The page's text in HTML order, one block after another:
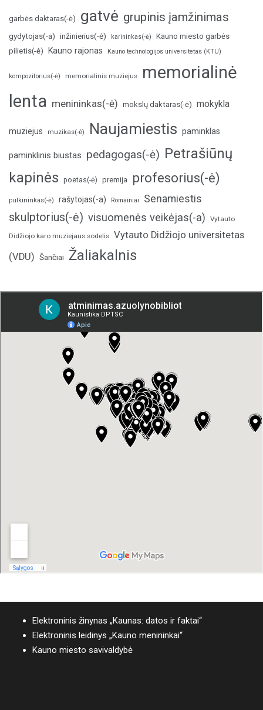
garbės daktaras(-ė) gatvė grupinis įamžinimas
gydytojas(-a) inžinierius(-ė) karininkas(-ė)
Kauno miesto garbės
pilietis(-ė)
Kauno rajonas Kauno technologijos universitetas (KTU)
kompozitorius(-ė) memorialinis muziejus
memorialinė
lenta menininkas(-ė) mokslų daktaras(-ė) mokykla
muziejus muzikas(-ė) Naujamiestis paminklas
paminklinis biustas pedagogas(-ė) Petrašiūnų
kapinės poetas(-ė) premija profesorius(-ė)
pulkininkas(-ė) rašytojas(-a) Romainiai Senamiestis
skulptorius(-ė) visuomenės veikėjas(-a) Vytauto
Didžiojo karo muziejaus sodelis Vytauto Didžiojo universitetas
(VDU) Šančiai Žaliakalnis
Elektroninis žinynas „Kaunas: datos ir faktai“
Elektroninis leidinys „Kauno menininkai“
Kauno miesto savivaldybė